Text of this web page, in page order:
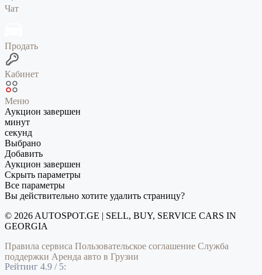
Чат
Продать
Кабинет
Меню
Аукцион завершен
минут
секунд
Выбрано
Добавить
Аукцион завершен
Скрыть параметры
Все параметры
Вы действительно хотите удалить страницу?
© 2026 AUTOSPOT.GE | SELL, BUY, SERVICE CARS IN
GEORGIA
Правила сервиса Пользовательское соглашение Служба
поддержки Аренда авто в Грузии
Рейтинг 4.9 / 5: